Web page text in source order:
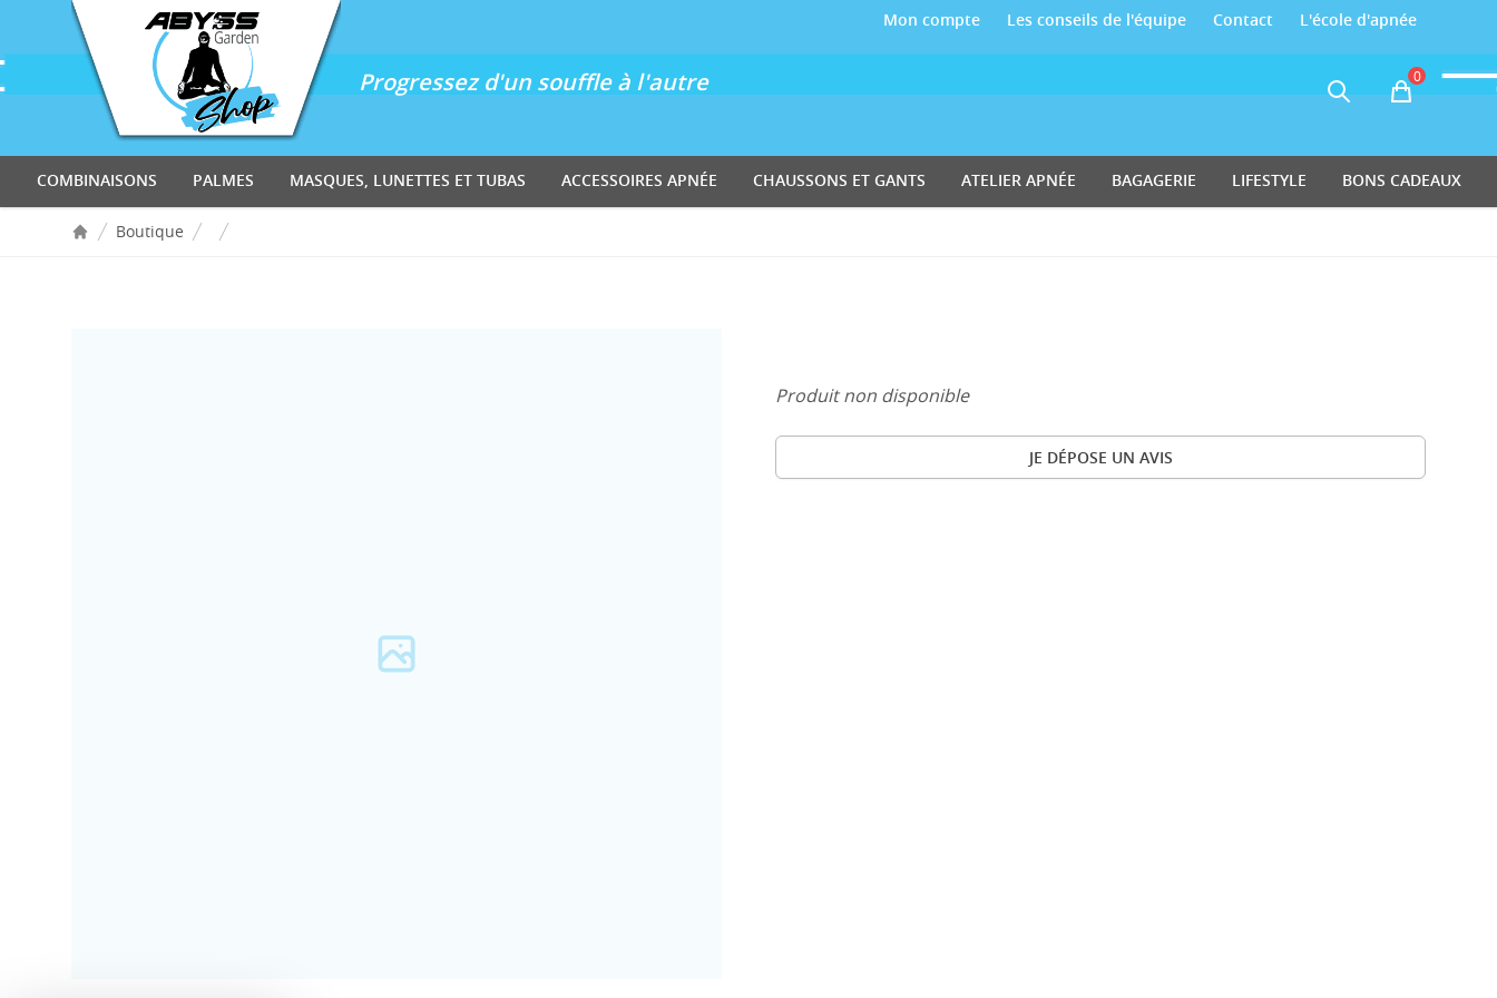
Accès au contenu Mon compte Les conseils de l'équipe Contact L'école d'apnée
Progressez d'un souffle à l'autre
Panier
0
COMBINAISONS PALMES MASQUES, LUNETTES ET TUBAS ACCESSOIRES APNÉE CHAUSSONS ET GANTS ATELIER APNÉE BAGAGERIE LIFESTYLE BONS CADEAUX
Boutique
Produit non disponible
JE DÉPOSE UN AVIS
Panneau de gestion des cookies